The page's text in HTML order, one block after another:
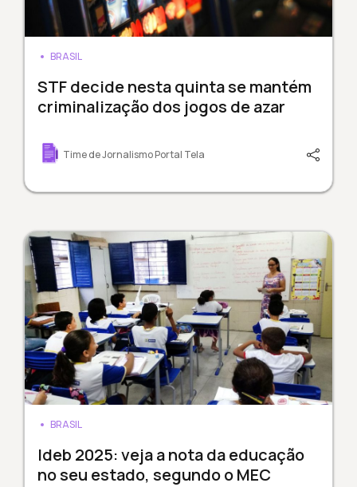
BRASIL
STF decide nesta quinta se mantém
criminalização dos jogos de azar
Time de Jornalismo Portal Tela
BRASIL
Ideb 2025: veja a nota da educação
no seu estado, segundo o MEC